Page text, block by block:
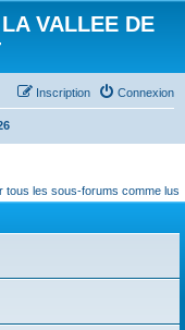
VALLEE DE
Connexion
Inscription
tous les sous-forums comme lus